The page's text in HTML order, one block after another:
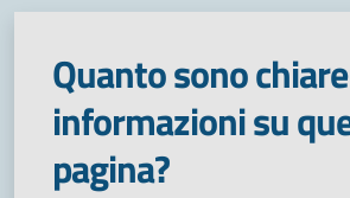
Quanto sono
informazioni su
pagina?